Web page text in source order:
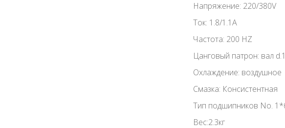
Напряжение: 220/380V
Ток: 1.8/1.1A
Частота: 200 HZ
Цанговый патрон: вал
Охлаждение: воздушное
Смазка: Консистентная
Тип подшипников No.
Вес:2.3кг